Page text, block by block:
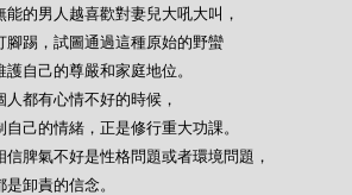
能的男人越喜歡對妻兒大吼大叫，
腳踢，試圖通過這種原始的野蠻
護自己的尊嚴和家庭地位。
人都有心情不好的時候，
自己的情緒，正是修行重大功課。
信脾氣不好是性格問題或者環境問題，
是卸責的信念。